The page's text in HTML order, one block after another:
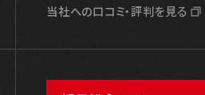
当社への口コミ・評判を見る